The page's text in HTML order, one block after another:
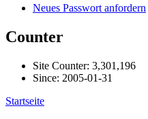
Neues Passwort anfordern
Counter
Site Counter: 3,301,196
Since: 2005-01-31
Startseite